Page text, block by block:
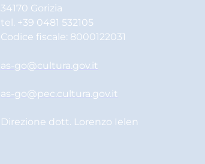
34170 Gorizia
tel. +39 0481 532105
Codice fiscale: 8000122031
as-go@cultura.gov.it
as-go@pec.cultura.gov.it
Direzione dott. Lorenzo Ielen